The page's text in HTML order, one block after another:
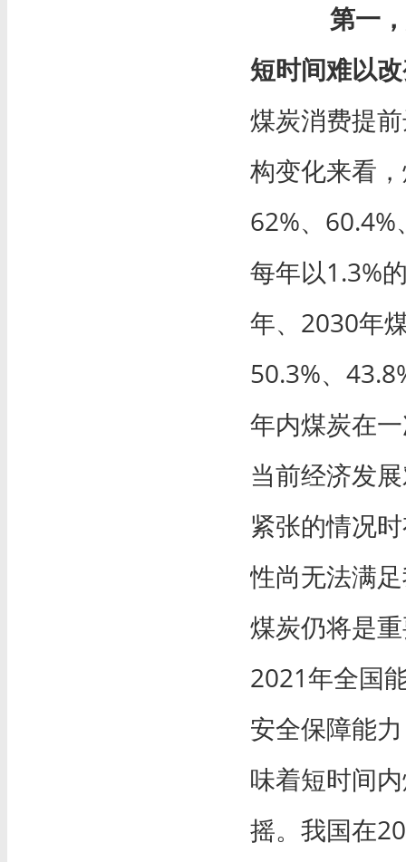
第一
短时间难以
煤炭消费提
构变化来看
62%、
每年以1.3%
年、2030年
50.3%、
年内煤炭在
当前经济发
紧张的情况
性尚无法满
煤炭仍将是
2021年全国
安全保障能
味着短时间
摇。我国在